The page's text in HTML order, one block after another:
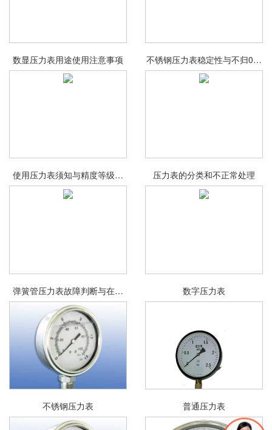
数显压力表用途使用注意事项 不锈钢压力表稳定性与不归0原
因
使用压力表须知与精度等级判
断
压力表的分类和不正常处理
弹簧管压力表故障判断与在线
检定
数字压力表
不锈钢压力表 普通压力表